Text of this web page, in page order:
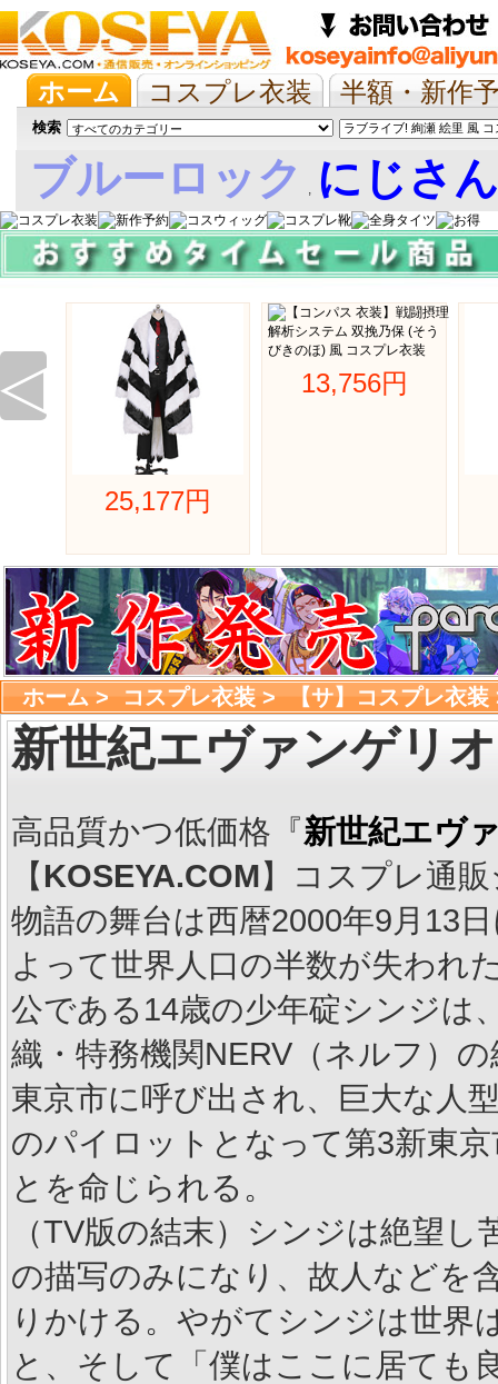
ホーム コスプレ衣装
半額・新作
抱き枕/布団/シーツ
ツイステ ウマ
検索
ブルーロック , にじさ
娘
◁
25,177円
13,756円
ホーム> コスプレ衣装> 【サ】コスプレ衣装
新世紀エヴァンゲリ
高品質かつ低価格『新世紀エヴ
【KOSEYA.COM】コスプレ通
物語の舞台は西暦2000年9月13
よって世界人口の半数が失われ
公である14歳の少年碇シンジは
織・特務機関NERV（ネルフ）
東京市に呼び出され、巨大な人
のパイロットとなって第3新東
とを命じられる。
（TV版の結末）シンジは絶望
の描写のみになり、故人などを
りかける。やがてシンジは世界
と、そして「僕はここに居ても